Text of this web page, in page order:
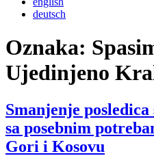
deutsch
Oznaka:
Ujedinjeno
Smanjenje
sa posebnim
Gori i Kosovu